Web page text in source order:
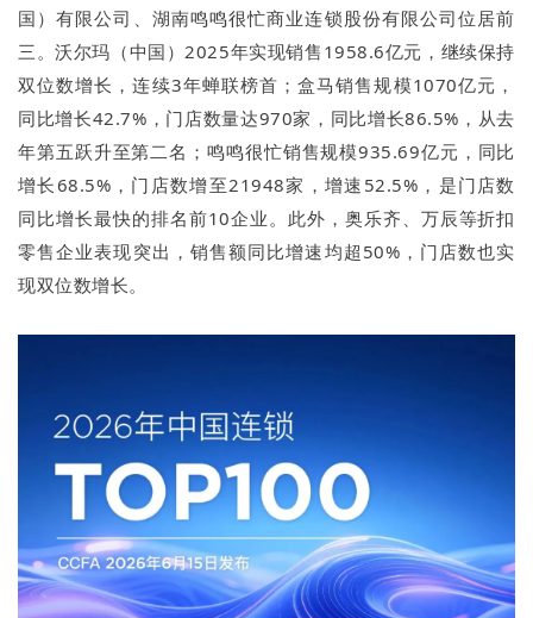
国）有限公司、湖南鸣鸣很忙商业连锁股份有限公司位居前
三。沃尔玛（中国）2025年实现销售1958.6亿元，继续保持
双位数增长，连续3年蝉联榜首；盒马销售规模1070亿元，
同比增长42.7%，门店数量达970家，同比增长86.5%，从去
年第五跃升至第二名；鸣鸣很忙销售规模935.69亿元，同比
增长68.5%，门店数增至21948家，增速52.5%，是门店数
同比增长最快的排名前10企业。此外，奥乐齐、万辰等折扣
零售企业表现突出，销售额同比增速均超50%，门店数也实
现双位数增长。